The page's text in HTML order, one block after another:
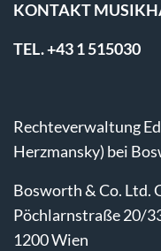
KONTAKT
TEL. +43 1 515030
Rechteverwaltung
Herzmansky) bei
Bosworth & Co. Ltd.
Pöchlarnstraße 20/
1200 Wien